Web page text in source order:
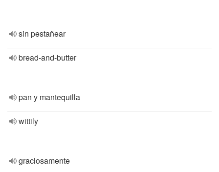
sin pestañear
bread-and-butter
pan y mantequilla
wittily
graciosamente